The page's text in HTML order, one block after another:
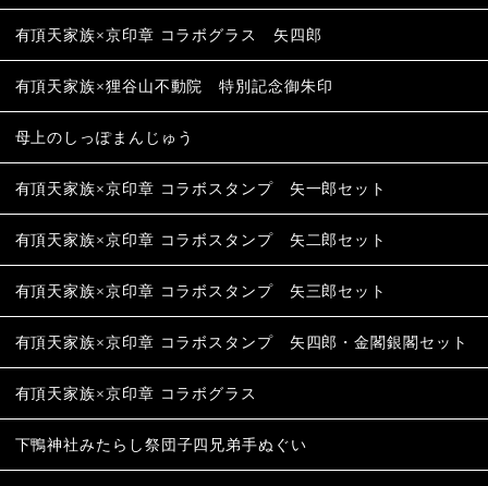
有頂天家族×京印章 コラボグラス 矢四郎
有頂天家族×狸谷山不動院 特別記念御朱印
母上のしっぽまんじゅう
有頂天家族×京印章 コラボスタンプ 矢一郎セット
有頂天家族×京印章 コラボスタンプ 矢二郎セット
有頂天家族×京印章 コラボスタンプ 矢三郎セット
有頂天家族×京印章 コラボスタンプ 矢四郎・金閣銀閣セット
有頂天家族×京印章 コラボグラス
下鴨神社みたらし祭団子四兄弟手ぬぐい